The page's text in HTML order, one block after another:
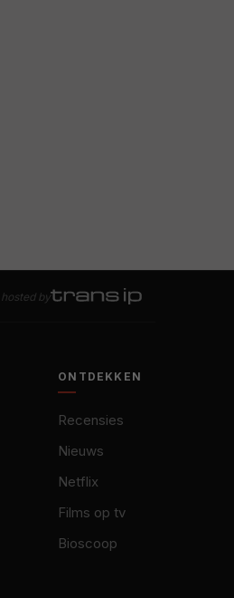
hosted by
ONTDEKKEN
Recensies
Nieuws
Netflix
Films op tv
Bioscoop